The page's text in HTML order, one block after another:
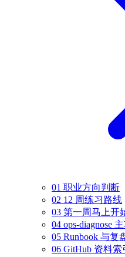
01 职业方向判断
02 12 周练习路线
03 第一周马上开
04 ops-diagnose
05 Runbook 与复
06 GitHub 资料索